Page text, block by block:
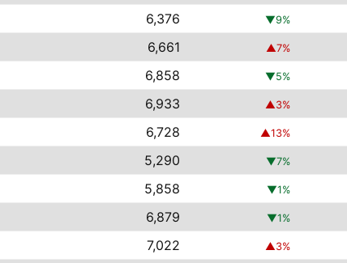
6,376 ▼9%
6,661 ▲7%
6,858 ▼5%
6,933 ▲3%
6,728 ▲13%
5,290 ▼7%
5,858 ▼1%
6,879 ▼1%
7,022 ▲3%